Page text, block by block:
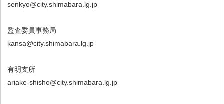
senkyo@city.shimabara.lg.jp
監査委員事務局
kansa@city.shimabara.lg.jp
有明支所
ariake-shisho@city.shimabara.lg.jp